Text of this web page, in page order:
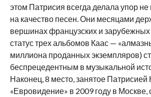
этом Патрисия всегда делала упор не
на качество песен. Они месяцами
вершинах французских и зарубежных
статус трех альбомов Каас —
миллиона проданных экземпляров)
беспрецедентным в музыкальной
Наконец, 8 место, занятое Патрисией
«Евровидение» в 2009 году в Москве,